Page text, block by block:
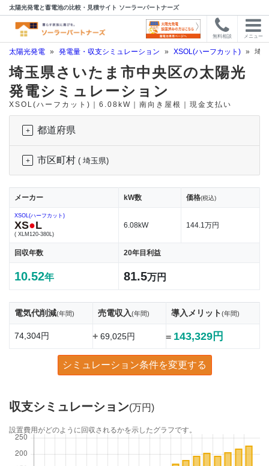
太陽光発電と蓄電池の比較・見積サイト ソーラーパートナーズ
無料相談 メニュー
太陽光発電 » 発電量・収支シミュレーション » XSOL(ハーフカット) » 埼
埼玉県さいたま市中央区の太陽光
発電シミュレーション
XSOL(ハーフカット)｜6.08kW｜南向き屋根｜現金支払い
都道府県
市区町村 ( 埼玉県)
メーカー kW数 価格(税込)
XSOL(ハーフカット)
XS●L
( XLM120-380L)
6.08kW 144.1万円
回収年数 20年目利益
10.52年 81.5万円
電気代削減(年間) 売電収入(年間) 導入メリット(年間)
74,304円 +69,025円 = 143,329円
シミュレーション条件を変更する
収支シミュレーション(万円)
設置費用がどのように回収されるかを示したグラフです。